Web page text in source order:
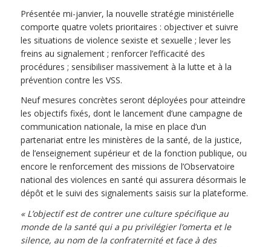
Présentée mi-janvier, la nouvelle stratégie ministérielle
comporte quatre volets prioritaires : objectiver et suivre
les situations de violence sexiste et sexuelle ; lever les
freins au signalement ; renforcer l’efficacité des
procédures ; sensibiliser massivement à la lutte et à la
prévention contre les VSS.
Neuf mesures concrètes seront déployées pour atteindre
les objectifs fixés, dont le lancement d’une campagne de
communication nationale, la mise en place d’un
partenariat entre les ministères de la santé, de la justice,
de l’enseignement supérieur et de la fonction publique, ou
encore le renforcement des missions de l’Observatoire
national des violences en santé qui assurera désormais le
dépôt et le suivi des signalements saisis sur la plateforme.
« L’objectif est de contrer une culture spécifique au
monde de la santé qui a pu privilégier l’omerta et le
silence, au nom de la confraternité et face à des